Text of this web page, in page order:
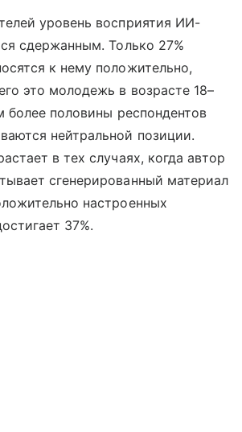
уровень восприятия ИИ-
сдержанным. Только 27%
к нему положительно,
это молодежь в возрасте 18–
более половины респондентов
нейтральной позиции.
в тех случаях, когда автор
сгенерированный материал
настроенных
37%.